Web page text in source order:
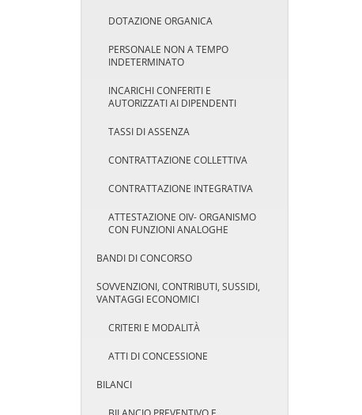
DOTAZIONE ORGANICA
PERSONALE NON A TEMPO
INDETERMINATO
INCARICHI CONFERITI E
AUTORIZZATI AI DIPENDENTI
TASSI DI ASSENZA
CONTRATTAZIONE COLLETTIVA
CONTRATTAZIONE INTEGRATIVA
ATTESTAZIONE OIV- ORGANISMO
CON FUNZIONI ANALOGHE
BANDI DI CONCORSO
SOVVENZIONI, CONTRIBUTI, SUSSIDI,
VANTAGGI ECONOMICI
CRITERI E MODALITÀ
ATTI DI CONCESSIONE
BILANCI